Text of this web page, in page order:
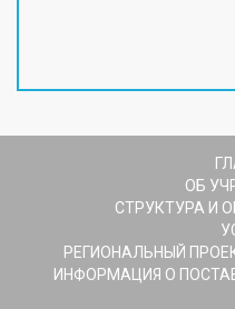
ОБ
СТРУКТУРА И
РЕГИОНАЛЬНЫЙ
ИНФОРМАЦИЯ О